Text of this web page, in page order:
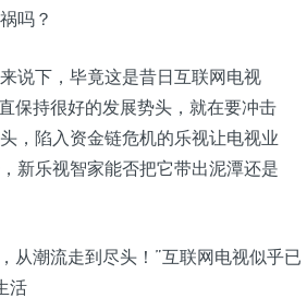
吗？
说下，毕竟这是昔日互联网电视
保持很好的发展势头，就在要冲击
，陷入资金链危机的乐视让电视业
新乐视智家能否把它带出泥潭还是